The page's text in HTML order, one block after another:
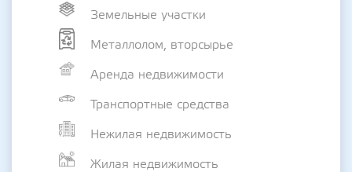
Земельные участки
Металлолом, вторсырье
Аренда недвижимости
Транспортные средства
Нежилая недвижимость
Жилая недвижимость